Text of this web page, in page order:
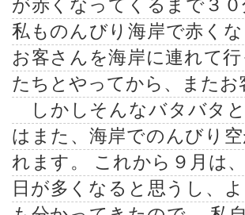
が赤くなってくるまで３
私ものんびり海岸で赤く
お客さんを海岸に連れて
たちとやってから、また
しかしそんなバタバタ
はまた、海岸でのんびり
れます。 これから９月は
日が多くなると思うし、